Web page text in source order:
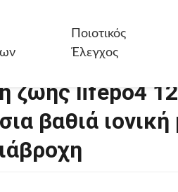
Ποιοτικός
Έλεγχος
ζωής lifepo4
βαθιά